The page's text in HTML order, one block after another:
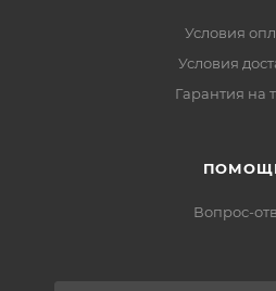
Условия
Условия
Гарантия на
Вопрос-